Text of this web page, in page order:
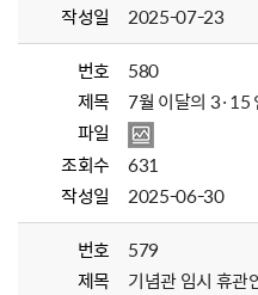
작성일
2025-07-23
번호
580
제목
7월 이달의 3·15
파일
조회수
631
작성일
2025-06-30
번호
579
제목
기념관 임시 휴관